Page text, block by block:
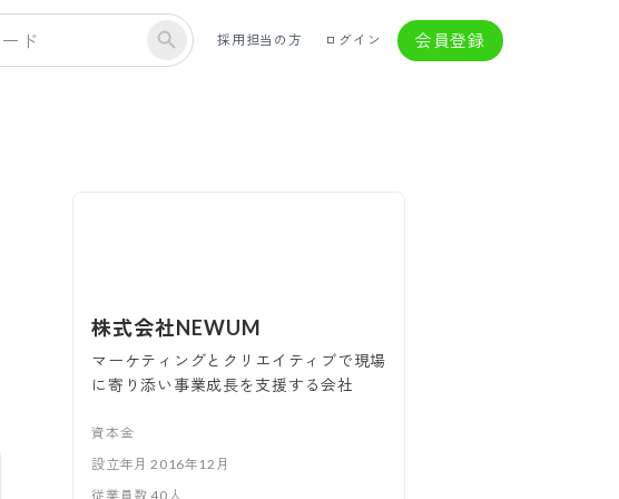
採用担当の方 ログイン 会員登録
株式会社NEWUM
マーケティングとクリエイティブで現場
に寄り添い事業成長を支援する会社
資本金
設立年月 2016年12月
従業員数40 人